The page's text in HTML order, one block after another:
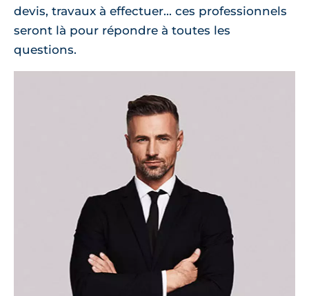
devis, travaux à effectuer... ces professionnels
seront là pour répondre à toutes les
questions.